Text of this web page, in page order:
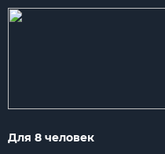
Для 8 человек